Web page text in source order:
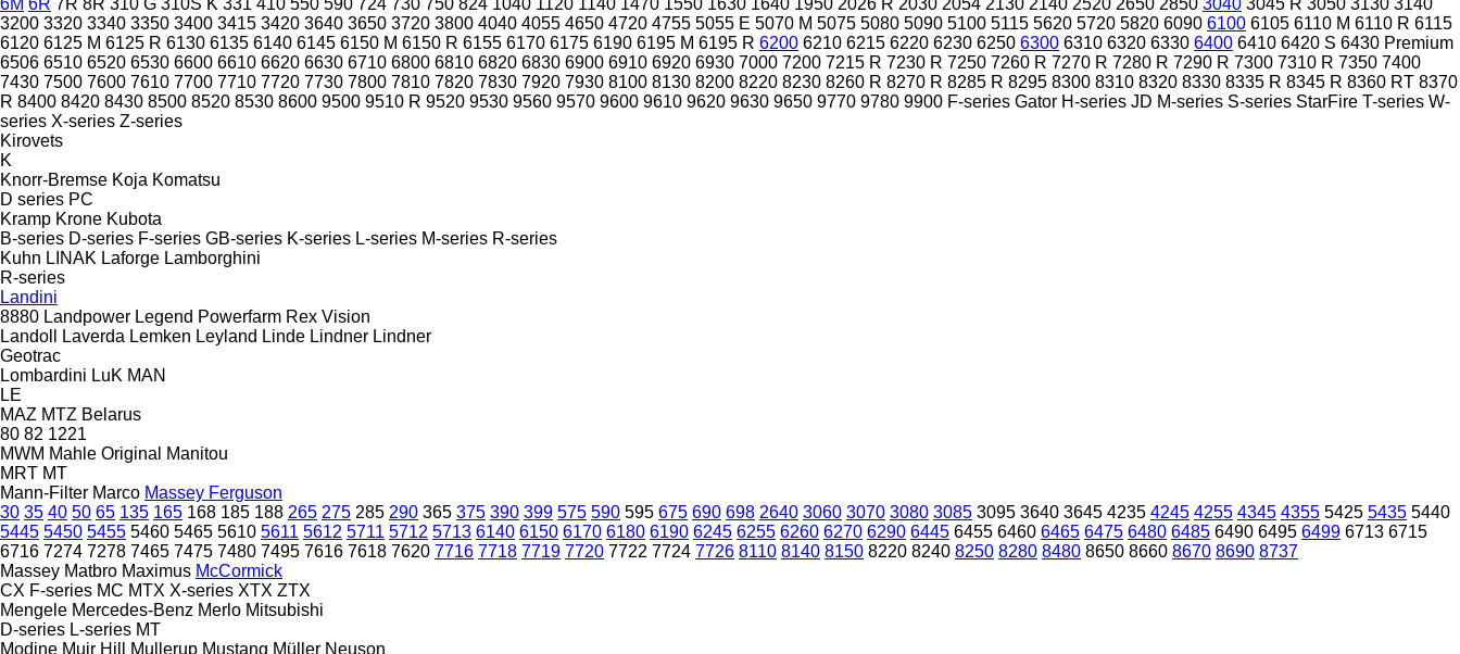
3200 3320 3340 3350 3400 3415 3420 3640 3650 3720 3800 4040 4055 4650 4720 4755 5055 E 5070 M 5075 5080 5090 5100 5115 5620 5720 5820 6090 6100 6105 6110 M 6110 R 6115
6120 6125 M 6125 R 6130 6135 6140 6145 6150 M 6150 R 6155 6170 6175 6190 6195 M 6195 R 6200 6210 6215 6220 6230 6250 6300 6310 6320 6330 6400 6410 6420 S 6430 Premium
6506 6510 6520 6530 6600 6610 6620 6630 6710 6800 6810 6820 6830 6900 6910 6920 6930 7000 7200 7215 R 7230 R 7250 7260 R 7270 R 7280 R 7290 R 7300 7310 R 7350 7400
7430 7500 7600 7610 7700 7710 7720 7730 7800 7810 7820 7830 7920 7930 8100 8130 8200 8220 8230 8260 R 8270 R 8285 R 8295 8300 8310 8320 8330 8335 R 8345 R 8360 RT 8370
R 8400 8420 8430 8500 8520 8530 8600 9500 9510 R 9520 9530 9560 9570 9600 9610 9620 9630 9650 9770 9780 9900 F-series Gator H-series JD M-series S-series StarFire T-series W-
series X-series Z-series
Kirovets
K
Knorr-Bremse Koja Komatsu
D series PC
Kramp Krone Kubota
B-series D-series F-series GB-series K-series L-series M-series R-series
Kuhn LINAK Laforge Lamborghini
R-series
Landini
8880 Landpower Legend Powerfarm Rex Vision
Landoll
Laverda Lemken Leyland Linde Lindner Lindner
Geotrac
Lombardini LuK MAN
LE
MAZ MTZ Belarus
80 82 1221
MWM Mahle Original
Manitou
MRT MT
Mann-Filter Marco Massey Ferguson
30 35 40 50 65 135 165 168 185 188 265 275 285 290 365 375 390 399 575 590 595 675 690 698 2640 3060 3070 3080 3085 3095 3640 3645 4235 4245 4255 4345 4355 5425 5435 5440
5445 5450 5455 5460 5465 5610 5611 5612 5711 5712 5713 6140 6150 6170 6180 6190 6245 6255 6260 6270 6290 6445 6455 6460 6465 6475 6480 6485 6490 6495 6499 6713 6715
6716 7274 7278 7465 7475 7480 7495 7616 7618 7620 7716 7718 7719 7720 7722 7724 7726 8110 8140 8150 8220 8240 8250 8280 8480 8650 8660 8670 8690 8737
Massey Matbro Maximus McCormick
CX F-series MC MTX X-series XTX ZTX
Mengele Mercedes-Benz Merlo Mitsubishi
D-series L-series MT
Modine Muir Hill Mullerup Mustang Müller Neuson